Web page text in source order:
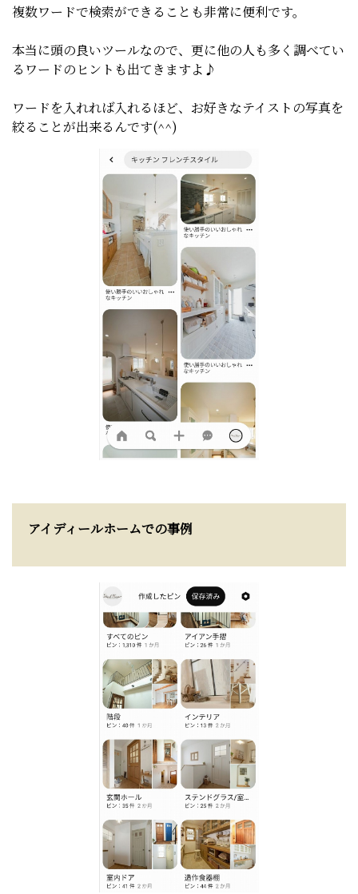
複数ワードで検索ができることも非常に便利です。
本当に頭の良いツールなので、更に他の人も多く調べてい
るワードのヒントも出てきますよ♪
ワードを入れれば入れるほど、お好きなテイストの写真を
絞ることが出来るんです(^^)
アイディールホームでの事例